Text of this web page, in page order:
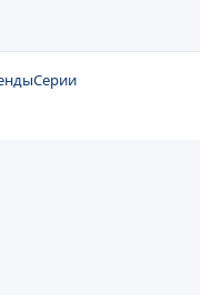
Серии